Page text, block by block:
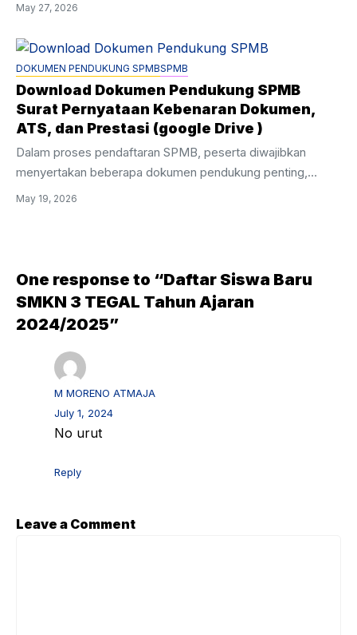
dapat diunduh melalui link berikut: Informasi Penting untuk
Siswa yang Diterima: Kepala SMKN 3 Tegal, Drs. Bejo,
M.Pd menyampaikan ucapan selamat kepada seluruh siswa
yang diterima. “Kami ...
May 27, 2026
DOKUMEN PENDUKUNG SPMBSPMB
Download Dokumen Pendukung SPMB
Surat Pernyataan Kebenaran Dokumen,
ATS, dan Prestasi (google Drive )
Dalam proses pendaftaran SPMB, peserta diwajibkan
menyertakan beberapa dokumen pendukung penting,
terutama surat pernyataan kebenaran data. Untuk
dalam format PDF yang mudah diedit sesuai data masing-
masing siswa. 🔽 LINK DOWNLOAD 📂 DOWNLOAD
SEMUA DOKUMEN PENDUKUNG SPMB Folder Google
Drive – Akses Terbuka untuk umum Pentingnya Dokumen
Ini Surat pernyataan kebenaran dokumen sangat penting
karena: Dokumen ini biasanya harus ditandatangani oleh
siswa ...
May 19, 2026
One response to “Daftar Siswa Baru
SMKN 3 TEGAL Tahun Ajaran
2024/2025”
M MORENO ATMAJA
July 1, 2024
No urut
Reply
Leave a Comment